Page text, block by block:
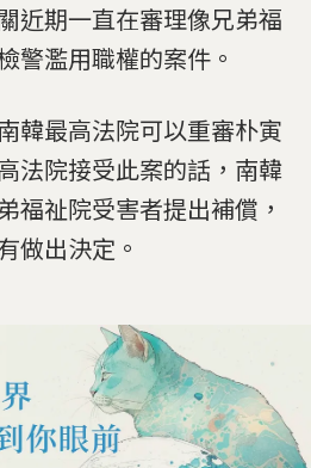
近期一直在審理像兄弟福
警濫用職權的案件。
韓最高法院可以重審朴寅
法院接受此案的話，南韓
福祉院受害者提出補償，
做出決定。